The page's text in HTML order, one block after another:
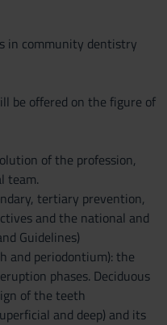
in community dentistry
be offered on the figure of
of the profession,
team.
tertiary prevention,
and the national and
Guidelines)
and periodontium): the
phases. Deciduous
of the teeth
and deep) and its